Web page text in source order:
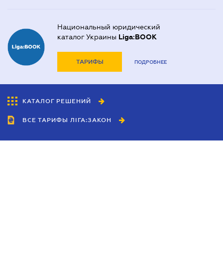
Национальный юридический
каталог Украины Liga:BOOK
ТАРИФЫ ПОДРОБНЕЕ
КАТАЛОГ РЕШЕНИЙ
ВСЕ ТАРИФЫ ЛІГА:ЗАКОН